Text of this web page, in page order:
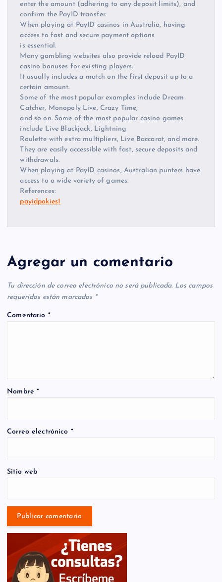
enter the amount (adhering to any deposit limits), and
confirm the PayID transfer.
When playing at PayID casinos in Australia, having
access to fast and secure payment options
is essential.
Many gambling websites also provide reload PayID
casino bonuses for existing players.
It usually includes a match on the first deposit up to a
certain amount.
Some of the most popular examples include Dream
Catcher, Monopoly Live, Crazy Time,
and so on. Some of the most popular casino games
include Live Blackjack, Lightning
Roulette with extra multipliers, Live Baccarat, and more.
They are easily accessible with fast, secure deposits and
withdrawals.
When playing at PayID casinos, Australian punters have
access to a wide variety of games.
References:
payidpokies1
Agregar un comentario
Tu dirección de correo electrónico no será publicada. Los campos
requeridos están marcados *
Comentario *
Nombre*
Correo electrónico *
Sitio web